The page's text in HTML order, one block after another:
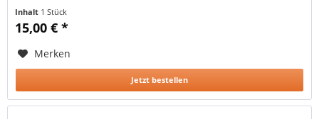
Inhalt 1 Stück
15,00 € *
Merken
Jetzt bestellen